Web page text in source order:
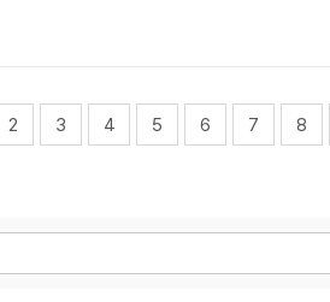
2 3 4 5 6 7 8